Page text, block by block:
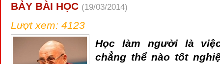
BẢY BÀI HỌC (19/03/2014)
Lượt xem: 4123
Học làm người là
chẳng thể nào tốt